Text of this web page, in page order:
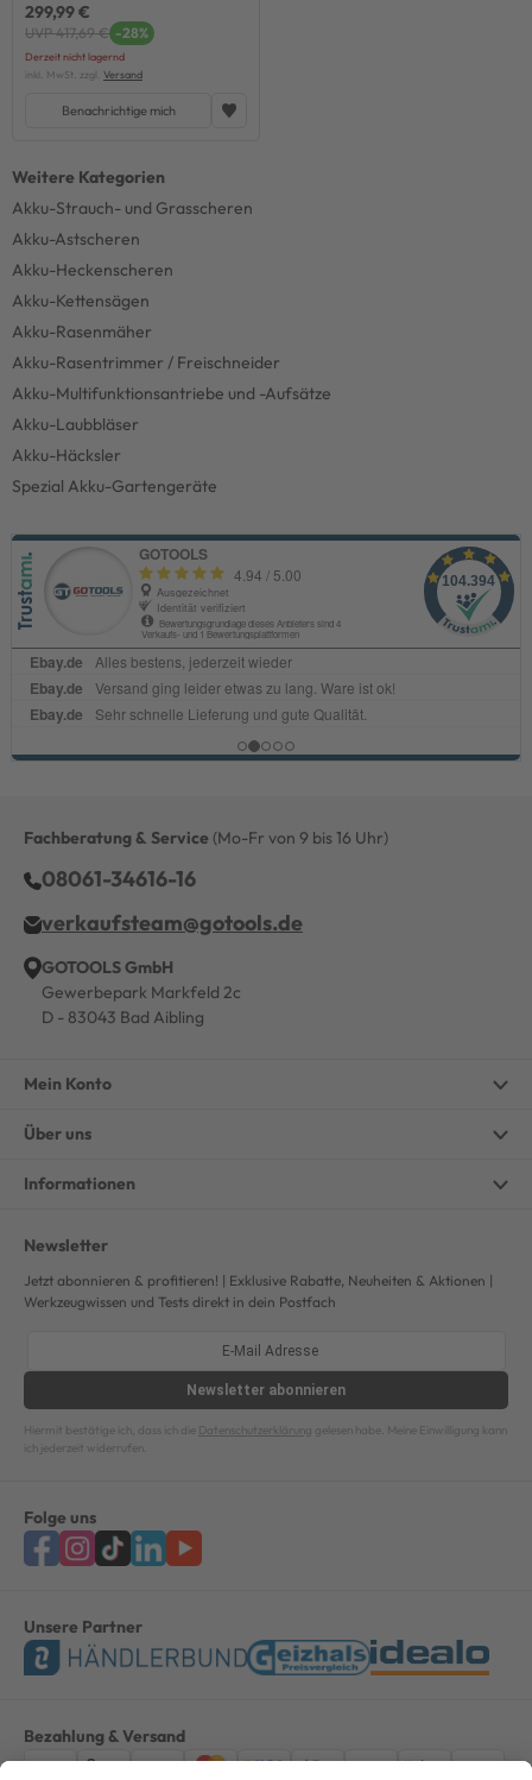
299,99 €
UVP 417,69 € -28%
Derzeit nicht lagernd
inkl. MwSt. zzgl. Versand
Benachrichtige mich
Akku-Strauch- und Grasscheren
Akku-Astscheren
Akku-Heckenscheren
Akku-Kettensägen
Akku-Rasenmäher
Akku-Rasentrimmer / Freischneider
Akku-Multifunktionsantriebe und -Aufsätze
Akku-Laubbläser
Akku-Häcksler
Spezial Akku-Gartengeräte
Fachberatung & Service (Mo-Fr von 9 bis 16 Uhr)
08061-34616-16
verkaufsteam@gotools.de
GOTOOLS GmbH
Gewerbepark Markfeld 2c
D - 83043 Bad Aibling
Mein Konto
Über uns
Informationen
Newsletter
Jetzt abonnieren & profitieren! | Exklusive Rabatte, Neuheiten & Aktionen |
Werkzeugwissen und Tests direkt in dein Postfach
Newsletter abonnieren
Hiermit bestätige ich, dass ich die Datenschutzerklärung gelesen habe. Meine Einwilligung kann
ich jederzeit widerrufen.
Folge uns
Unsere Partner
Bezahlung & Versand